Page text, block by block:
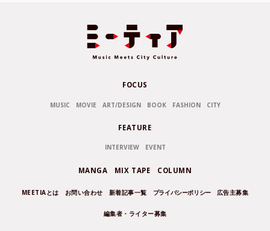
FOCUS
MUSIC MOVIE ART/DESIGN BOOK FASHION CITY
FEATURE
INTERVIEW EVENT
MANGA MIX TAPE COLUMN
MEETIAとは お問い合わせ 新着記事一覧 プライバシーポリシー 広告主募集
編集者・ライター募集